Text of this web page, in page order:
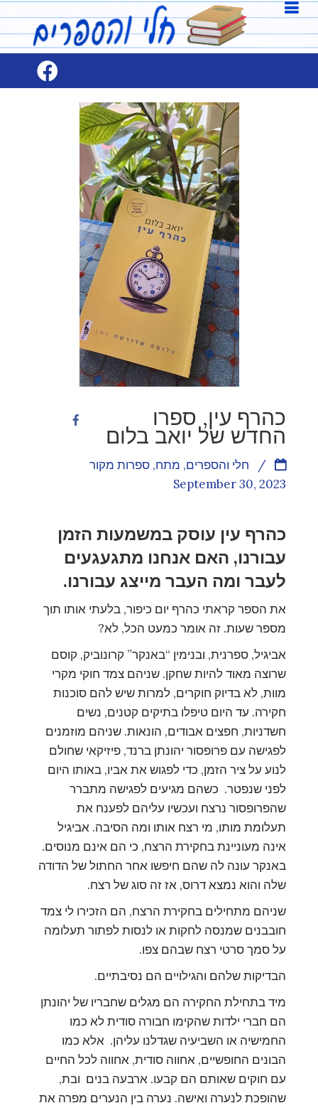
כהרף עין, ספרו
החדש של יואב בלום
חלי והספרים, מתח,ספרות מקור
/
September 30, 2023
כהרף עין עוסק במשמעות הזמן
עבורנו, האם אנחנו מתגעגעים
לעבר ומה העבר מייצג עבורנו.
את הספר קראתי כהרף יום כיפור, בלעתי אותו תוך
מספר שעות. זה אומר כמעט הכל, לא?
אביגיל, ספרנית, ובנימין “באנקר” קרונוביק, קוסם
שרוצה מאוד להיות שחקן. שניהם צמד חוקי מקרי
מוות, לא בדיוק חוקרים, למרות שיש להם סוכנות
חקירה. עד היום טיפלו בתיקים קטנים, נשים
חשדניות, חפצים אבודים, הונאות. שניהם מוזמנים
לפגישה עם פרופסור יהונתן ברנד, פיזיקאי שחולם
לנוע על ציר הזמן, כדי לפגוש את אביו, באותו היום
לפני שנפטר. כשהם מגיעים לפגישה מתברר
שהפרופסור נרצח ועכשיו עליהם לפענח את
תעלומת מותו, מי רצח אותו ומה הסיבה. אביגיל
אינה מעוניינת בחקירת הרצח, כי הם אינם מנוסים.
באנקר עונה לה שהם חיפשו אחר החתול של הדודה
שלה והוא נמצא דרוס, אז זה סוג של רצח.
שניהם מתחילים בחקירת הרצח, הם הזכירו לי צמד
חובבנים שמנסה לחקות או לנסות לפתור תעלומה
על סמך סרטי רצח שבהם צפו.
הבדיקות שלהם והגילויים הם נסיבתיים.
מיד בתחילת החקירה הם מגלים שחבריו של יהונתן
הם חברי ילדות שהקימו חבורה סודית לא כמו
החמישיה או השביעיה שגדלנו עליהן. אלא כמו
הבונים החופשיים, אחווה סודית, אחווה לכל החיים
עם חוקים שאותם הם קבעו. ארבעה בנים ובת,
שהופכת לנערה ואישה. נערה בין הנערים מפרה את